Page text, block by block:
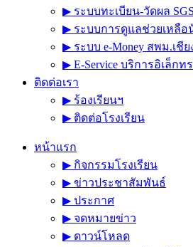
▶︎ ระบบทะเบียน-วัดผล SGS
▶︎ ระบบการดูแลช่วยเหลือ
▶︎ ระบบ e-Money สพม.เชีย
▶︎ E-Service บริการอิเล็กท
ติดต่อเรา
▶︎ ร้องเรียนฯ
▶︎ ติดต่อโรงเรียน
หน้าแรก
▶︎ กิจกรรมโรงเรียน
▶︎ ข่าวประชาสัมพันธ์
▶︎ ประกาศ
▶︎ จดหมายข่าว
▶︎ ดาวน์โหลด